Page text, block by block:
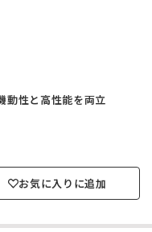
動性と高性能を両立
お気に入りに追加